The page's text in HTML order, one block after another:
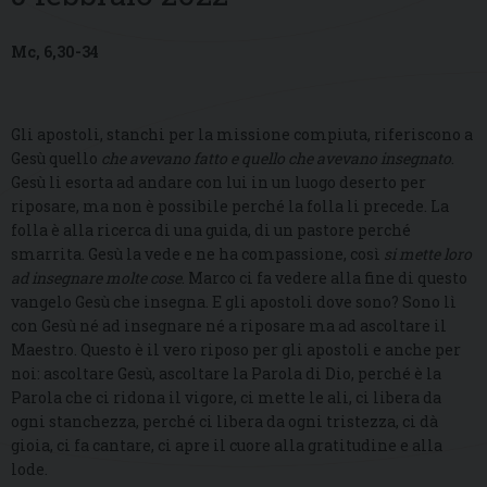
Mc, 6,30-34
Gli apostoli, stanchi per la missione compiuta, riferiscono a
Gesù quello che avevano fatto e quello che avevano insegnato.
Gesù li esorta ad andare con lui in un luogo deserto per
riposare, ma non è possibile perché la folla li precede. La
folla è alla ricerca di una guida, di un pastore perché
smarrita. Gesù la vede e ne ha compassione, così si mette loro
ad insegnare molte cose. Marco ci fa vedere alla fine di questo
vangelo Gesù che insegna. E gli apostoli dove sono? Sono lì
con Gesù né ad insegnare né a riposare ma ad ascoltare il
Maestro. Questo è il vero riposo per gli apostoli e anche per
noi: ascoltare Gesù, ascoltare la Parola di Dio, perché è la
Parola che ci ridona il vigore, ci mette le ali, ci libera da
ogni stanchezza, perché ci libera da ogni tristezza, ci dà
gioia, ci fa cantare, ci apre il cuore alla gratitudine e alla
lode.